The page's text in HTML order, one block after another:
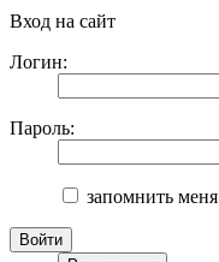
Вход на сайт
Логин:
Пароль:
запомнить меня